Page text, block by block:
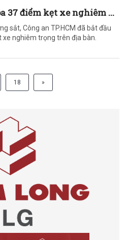
37 điểm kẹt xe nghiêm ...
sắt, Công an TP.HCM đã bắt đầu
nghiêm trọng trên địa bàn.
18 »